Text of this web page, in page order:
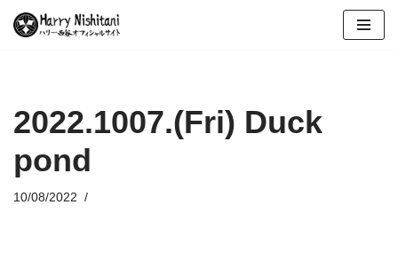
ン
ツ
へ
ス
キ
2022.1007.(Fri) Duck
pond
10/08/2022